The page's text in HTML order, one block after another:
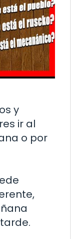
y
ir al
o por